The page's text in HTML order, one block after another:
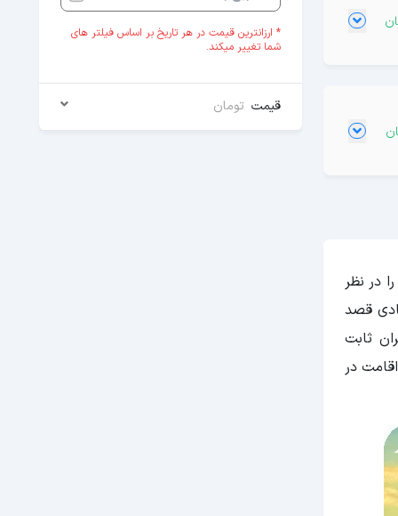
* ارزانترین قیمت در هر تاریخ بر اساس فیلتر های
شما تغییر میکند.
قیمت تومان
در نظر
قصد
ثابت
در